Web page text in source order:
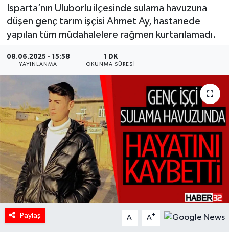
Isparta’nın Uluborlu ilçesinde sulama havuzuna
düşen genç tarım işçisi Ahmet Ay, hastanede
yapılan tüm müdahalelere rağmen kurtarılamadı.
08.06.2025 - 15:58
YAYINLANMA
1 DK
OKUNMA SÜRESI
Paylaş A- A+
BİLİM VE TEKNOLOJİ
GENEL
Güncel
HABERDE İNSAN
İlginç
KÜLTÜR SANAT
MAGAZİN
Tüm Manşetler
Haber Arşivi